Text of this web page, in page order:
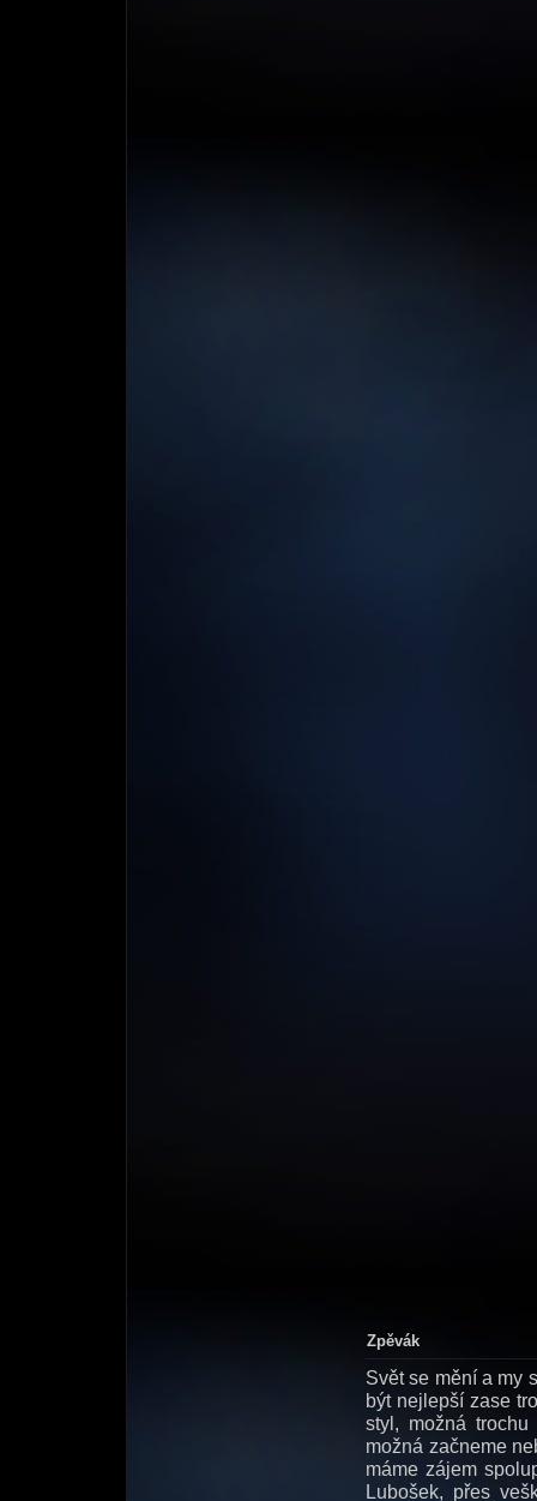
Zpěvák
Svět se mění a my
být nejlepší zase
styl, možná
možná začneme
máme zájem
Lubošek, přes